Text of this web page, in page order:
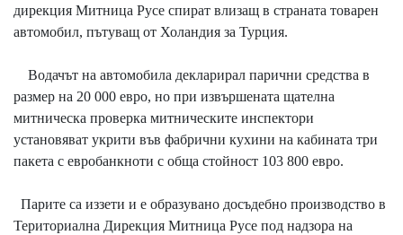
дирекция Митница Русе спират влизащ в страната товарен
автомобил, пътуващ от Холандия за Турция.
Водачът на автомобила декларирал парични средства в
размер на 20 000 евро, но при извършената щателна
митническа проверка митническите инспектори
установяват укрити във фабрични кухини на кабината три
пакета с евробанкноти с обща стойност 103 800 евро.
Парите са иззети и е образувано досъдебно производство в
Териториална Дирекция Митница Русе под надзора на